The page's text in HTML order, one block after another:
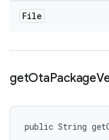
File
getOtaPackage
public String